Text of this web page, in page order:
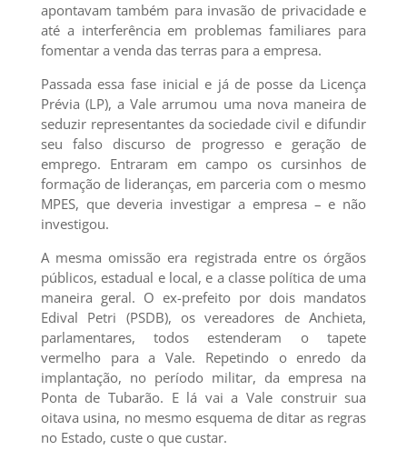
apontavam também para invasão de privacidade e
até a interferência em problemas familiares para
fomentar a venda das terras para a empresa.
Passada essa fase inicial e já de posse da Licença
Prévia (LP), a Vale arrumou uma nova maneira de
seduzir representantes da sociedade civil e difundir
seu falso discurso de progresso e geração de
emprego. Entraram em campo os cursinhos de
formação de lideranças, em parceria com o mesmo
MPES, que deveria investigar a empresa – e não
investigou.
A mesma omissão era registrada entre os órgãos
públicos, estadual e local, e a classe política de uma
maneira geral. O ex-prefeito por dois mandatos
Edival Petri (PSDB), os vereadores de Anchieta,
parlamentares, todos estenderam o tapete
vermelho para a Vale. Repetindo o enredo da
implantação, no período militar, da empresa na
Ponta de Tubarão. E lá vai a Vale construir sua
oitava usina, no mesmo esquema de ditar as regras
no Estado, custe o que custar.